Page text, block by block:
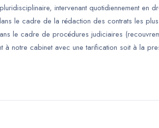
intervenant quotidiennement en
le cadre de la rédaction des contrats les
le cadre de procédures judiciaires
notre cabinet avec une tarification soit à la